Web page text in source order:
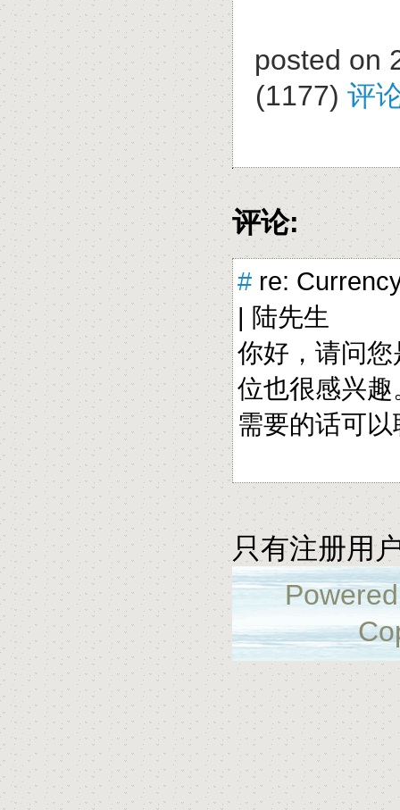
posted on
(1177) 评
评论:
# re:
| 陆先生
你好，请问
位也很感兴
需要的话可
只有注册用